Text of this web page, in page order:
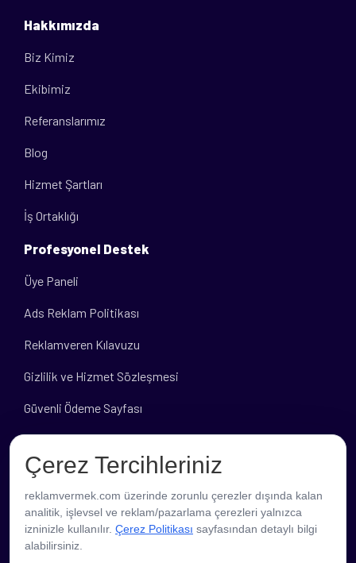
Hakkımızda
Biz Kimiz
Ekibimiz
Referanslarımız
Blog
Hizmet Şartları
İş Ortaklığı
Profesyonel Destek
Üye Paneli
Ads Reklam Politikası
Reklamveren Kılavuzu
Gizlilik ve Hizmet Sözleşmesi
Güvenli Ödeme Sayfası
Banka Hesap Bilgileri
Çerez Tercihleriniz
reklamvermek.com üzerinde zorunlu çerezler dışında kalan
analitik, işlevsel ve reklam/pazarlama çerezleri yalnızca
izninizle kullanılır. Çerez Politikası sayfasından detaylı bilgi
alabilirsiniz.